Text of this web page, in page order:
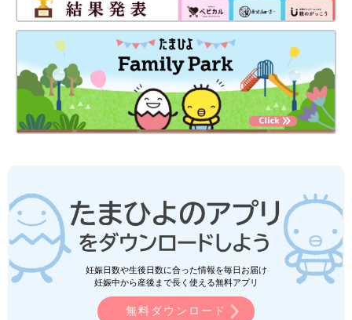
妊娠日数や生後日数に合った情報を毎日お届け
妊娠中から産後まで長く使える無料アプリ
無料ダウンロード